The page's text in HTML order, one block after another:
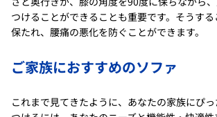
つけることができることも重要です。そうす
保たれ、腰痛の悪化を防ぐことができます。
ご家族におすすめのソファ
これまで見てきたように、あなたの家族にぴ